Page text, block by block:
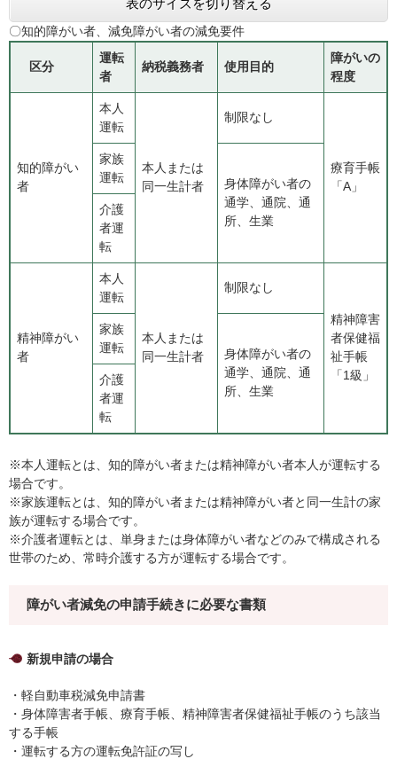
表のサイズを切り替える
〇知的障がい者、減免障がい者の減免要件
区分
運転
者
納税義務者 使用目的
障がいの
程度
知的障がい
者
本人
運転
本人または
同一生計者
制限なし
療育手帳
「A」
家族
運転
身体障がい者の
通学、通院、通
所、生業
介護
者運
転
精神障がい
者
本人
運転
本人または
同一生計者
制限なし
精神障害
者保健福
祉手帳
「1級」
家族
運転
身体障がい者の
通学、通院、通
所、生業
介護
者運
転
※本人運転とは、知的障がい者または精神障がい者本人が運転する
場合です。
※家族運転とは、知的障がい者または精神障がい者と同一生計の家
族が運転する場合です。
※介護者運転とは、単身または身体障がい者などのみで構成される
世帯のため、常時介護する方が運転する場合です。
障がい者減免の申請手続きに必要な書類
新規申請の場合
・軽自動車税減免申請書
・身体障害者手帳、療育手帳、精神障害者保健福祉手帳のうち該当
する手帳
・運転する方の運転免許証の写し